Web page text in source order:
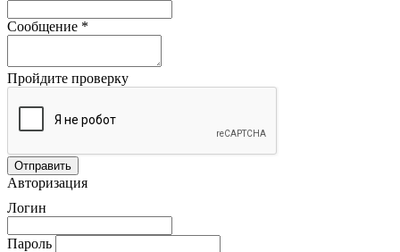
Сообщение *
Пройдите проверку
Авторизация
Логин
Пароль